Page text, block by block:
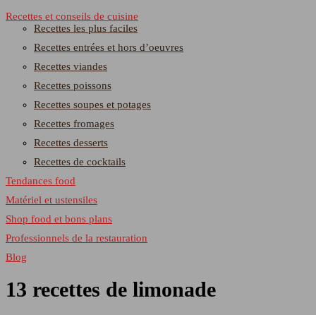
Recettes et conseils de cuisine
Recettes les plus faciles
Recettes entrées et hors d’oeuvres
Recettes viandes
Recettes poissons
Recettes soupes et potages
Recettes fromages
Recettes desserts
Recettes de cocktails
Tendances food
Matériel et ustensiles
Shop food et bons plans
Professionnels de la restauration
Blog
13 recettes de limonade